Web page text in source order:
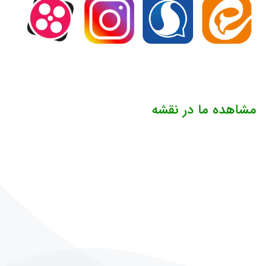
مشاهده ما در نقشه